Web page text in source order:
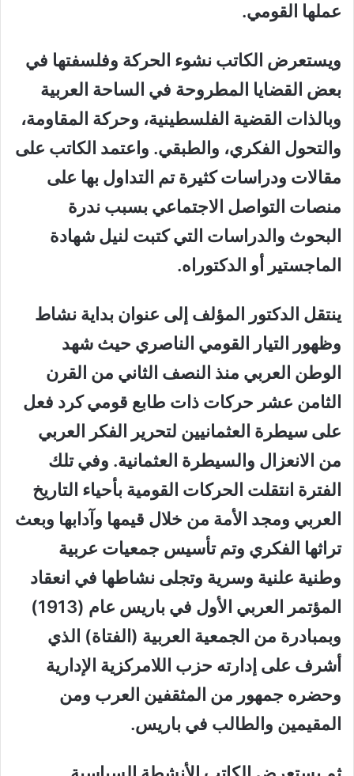
عملها القومي.
ويستعرض الكاتب نشوء الحركة وفلسفتها في
بعض القضايا المطروحة في الساحة العربية
وبالذات القضية الفلسطينية، وحركة المقاومة،
والتحول الفكري، والطبقي. واعتمد الكاتب على
مقالات ودراسات كثيرة تم التداول بها على
منصات التواصل الاجتماعي بسبب ندرة
البحوث والدراسات التي كتبت لنيل شهادة
الماجستير أو الدكتوراه.
ينتقل الدكتور المؤلف إلى عنوان بداية نشاط
وظهور التيار القومي الناصري حيث شهد
الوطن العربي منذ النصف الثاني من القرن
الثامن عشر حركات ذات طابع قومي كرد فعل
على سيطرة العثمانيين لتحرير الفكر العربي
من الانعزال والسيطرة العثمانية. وفي تلك
الفترة انتقلت الحركات القومية بأحياء التاريخ
العربي ومجد الأمة من خلال قيمها وآدابها وبعث
تراثها الفكري وتم تأسيس جمعيات عربية
وطنية علنية وسرية وتجلى نشاطها في انعقاد
المؤتمر العربي الأول في باريس عام (1913)
وبمبادرة من الجمعية العربية (الفتاة) الذي
أشرف على إدارته حزب اللامركزية الإدارية
وحضره جمهور من المثقفين العرب ومن
المقيمين والطالب في باريس.